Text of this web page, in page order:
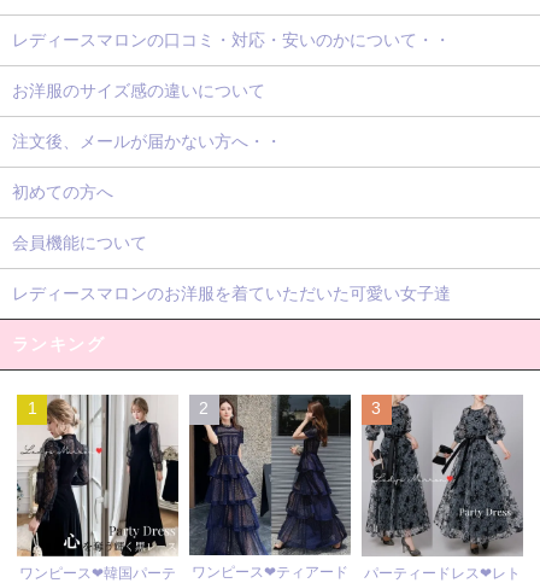
レディースマロンの口コミ・対応・安いのかについて・・
お洋服のサイズ感の違いについて
注文後、メールが届かない方へ・・
初めての方へ
会員機能について
レディースマロンのお洋服を着ていただいた可愛い女子達
ランキング
1
ワンピース❤韓国パーテ
2
ワンピース❤ティアード
3
パーティードレス❤レト